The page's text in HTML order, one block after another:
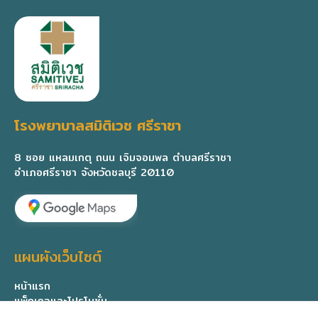
โรงพยาบาลสมิติเวช ศรีราชา
8 ซอย แหลมเกตุ ถนน เจิมจอมพล ตำบลศรีราชา
อำเภอศรีราชา จังหวัดชลบุรี 20110
แผนผังเว็บไซต์
หน้าแรก
แพ็กเกจและโปรโมชั่น